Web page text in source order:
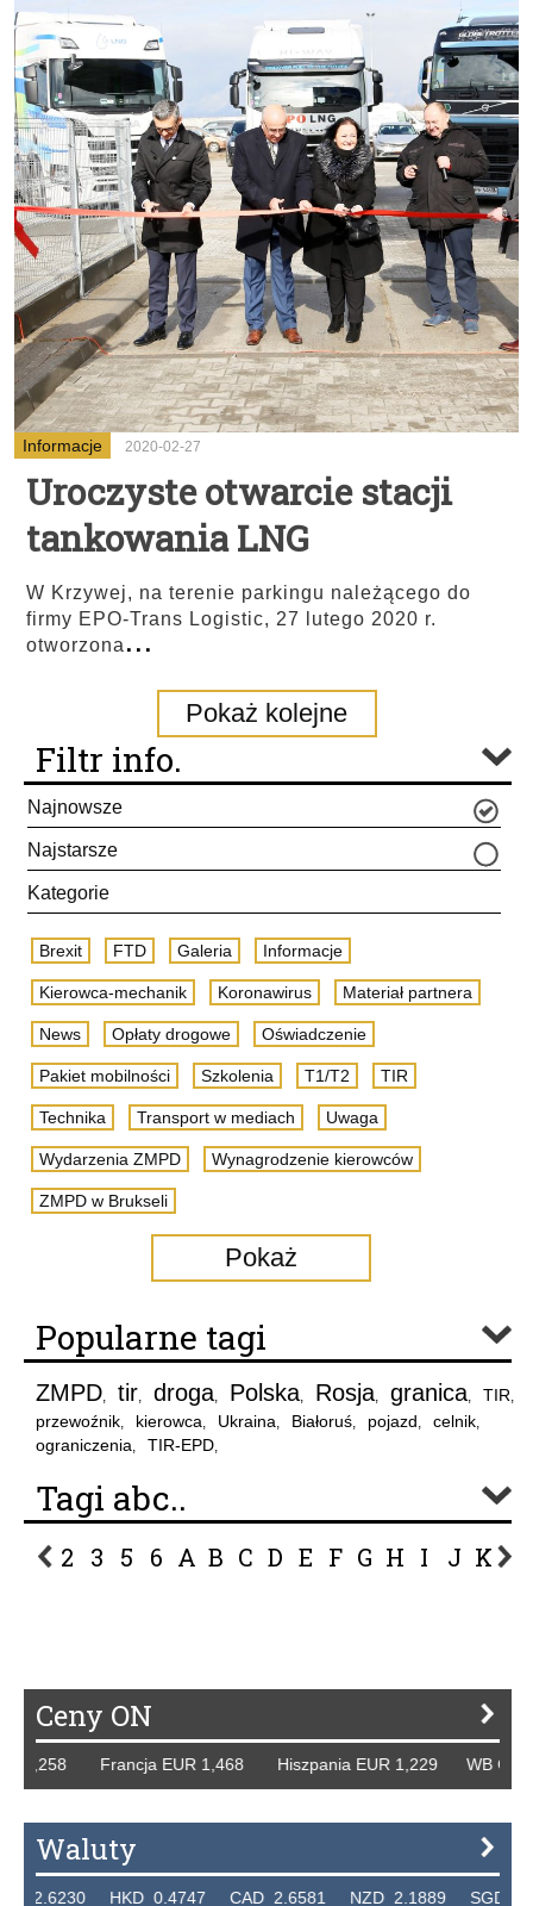
Informacje 2020-02-27
Uroczyste otwarcie stacji
tankowania LNG
W Krzywej, na terenie parkingu należącego do
firmy EPO-Trans Logistic, 27 lutego 2020 r.
otworzona ...
Pokaż kolejne
Filtr info.
Najnowsze
Najstarsze
Kategorie
Brexit FTD Galeria Informacje
Kierowca-mechanik Koronawirus Materiał partnera
News Opłaty drogowe Oświadczenie
Pakiet mobilności Szkolenia T1/T2 TIR
Technika Transport w mediach Uwaga
Wydarzenia ZMPD Wynagrodzenie kierowców
ZMPD w Brukseli
Pokaż
Popularne tagi
ZMPD, tir, droga, Polska, Rosja, granica, TIR,
przewoźnik, kierowca, Ukraina, Białoruś, pojazd, celnik,
ograniczenia, TIR-EPD,
Tagi abc..
2 3 5 6 A B C D E F G H I J K L
Ceny ON
Francja EUR 1,468 Hiszpania EUR 1,229 WB GBP
Waluty
HKD 0.4747 CAD 2.6581 NZD 2.1889 SGD